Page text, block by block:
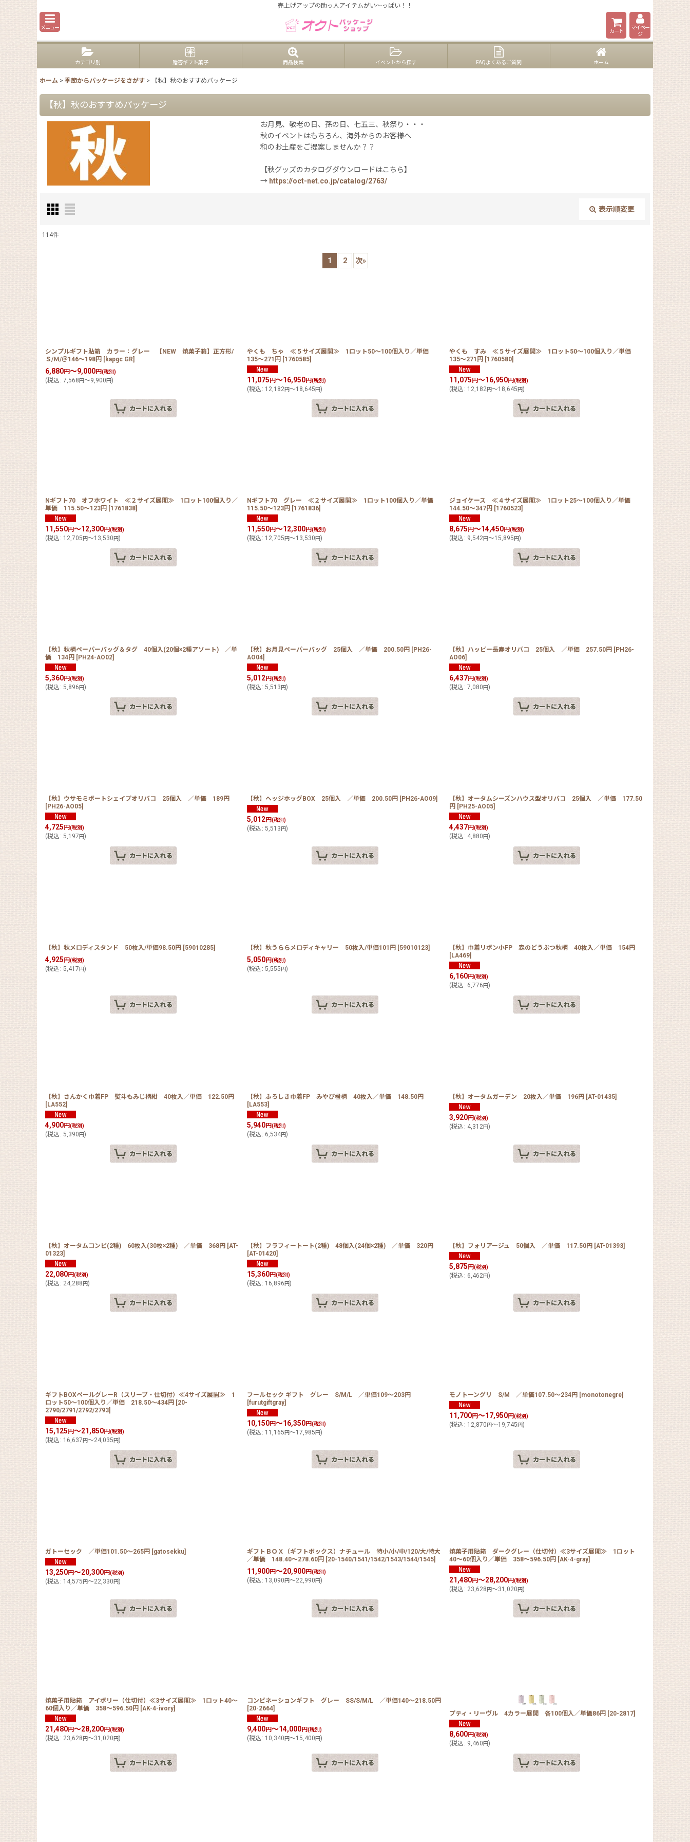
売上げアップの助っ人アイテムがい〜っぱい！！
メニュー
カート
マイペー
ジ
カテゴリ別 贈答ギフト菓子 商品検索 イベントから探す FAQよくあるご質問 ホーム
ホーム > 季節からパッケージをさがす > 【秋】秋のおすすめパッケージ
【秋】秋のおすすめパッケージ
お月見、敬老の日、孫の日、七五三、秋祭り・・・
秋のイベントはもちろん、海外からのお客様へ
和のお土産をご提案しませんか？？
【秋グッズのカタログダウンロードはこちら】
→ https://oct-net.co.jp/catalog/2763/
表示順変更
114件
1 2 次»
シンプルギフト貼箱 カラー：グレー 【NEW 焼菓子箱】正方形/
Ｓ/Ｍ/＠146〜198円 [kapgc GR]
6,880円～9,000円(税別)
(税込 : 7,568 円～9,900 円)
やくも ちゃ ≪５サイズ展開≫ 1ロット50〜100個入り／単価
135〜271円 [1760585]
11,075 円～16,950円(税別)
(税込 : 12,182円～18,645円)
やくも すみ ≪５サイズ展開≫ 1ロット50〜100個入り／単価
135〜271円 [1760580]
11,075 円～16,950円(税別)
(税込 : 12,182 円～18,645 円)
Nギフト70 オフホワイト ≪２サイズ展開≫ 1ロット100個入り／
単価 115.50〜123円 [1761838]
11,550円～12,300円(税別)
(税込 : 12,705 円～13,530 円)
Nギフト70 グレー ≪２サイズ展開≫ 1ロット100個入り／単価
115.50〜123円 [1761836]
11,550円～12,300円(税別)
(税込 : 12,705円～13,530円)
ジョイケース ≪４サイズ展開≫ 1ロット25〜100個入り／単価
144.50〜347円 [1760523]
8,675 円～14,450円(税別)
(税込 : 9,542 円～15,895 円)
【秋】秋柄ペーパーバッグ＆タグ 40個入(20個×2種アソート) ／単
価 134円 [PH24-AO02]
5,360円(税別)
(税込 : 5,896 円)
【秋】お月見ペーパーバッグ 25個入 ／単価 200.50円 [PH26-
AO04]
5,012円(税別)
(税込 : 5,513円)
【秋】ハッピー長寿オリバコ 25個入 ／単価 257.50円 [PH26-
AO06]
6,437円(税別)
(税込 : 7,080 円)
【秋】ウサモミボートシェイプオリバコ 25個入 ／単価 189円
[PH26-AO05]
4,725 円(税別)
(税込 : 5,197 円)
【秋】ヘッジホッグBOX 25個入 ／単価 200.50円 [PH26-AO09]
5,012円(税別)
(税込 : 5,513円)
【秋】オータムシーズンハウス型オリバコ 25個入 ／単価 177.50
円 [PH25-AO05]
4,437円(税別)
(税込 : 4,880 円)
【秋】秋メロディスタンド 50枚入/単価98.50円 [59010285]
4,925 円(税別)
(税込 : 5,417 円)
【秋】秋うららメロディキャリー 50枚入/単価101円 [59010123]
5,050円(税別)
(税込 : 5,555円)
【秋】巾着リボン小FP 森のどうぶつ秋柄 40枚入／単価 154円
[LA469]
6,160円(税別)
(税込 : 6,776 円)
【秋】さんかく巾着FP 熨斗もみじ柄紺 40枚入／単価 122.50円
[LA552]
4,900円(税別)
(税込 : 5,390 円)
【秋】ふろしき巾着FP みやび橙柄 40枚入／単価 148.50円
[LA553]
5,940円(税別)
(税込 : 6,534円)
【秋】オータムガーデン 20枚入／単価 196円 [AT-01435]
3,920円(税別)
(税込 : 4,312 円)
【秋】オータムコンビ(2種) 60枚入(30枚×2種) ／単価 368円 [AT-
01323]
22,080円(税別)
(税込 : 24,288 円)
【秋】フラフィートート(2種) 48個入(24個×2種) ／単価 320円
[AT-01420]
15,360円(税別)
(税込 : 16,896円)
【秋】フォリアージュ 50個入 ／単価 117.50円 [AT-01393]
5,875 円(税別)
(税込 : 6,462 円)
ギフトBOXペールグレーR（スリーブ・仕切付）≪4サイズ展開≫ 1
ロット50〜100個入り／単価 218.50〜434円 [20-
2790/2791/2792/2793]
15,125 円～21,850円(税別)
(税込 : 16,637 円～24,035 円)
フールセック ギフト グレー S/M/L ／単価109〜203円
[furutgiftgray]
10,150円～16,350円(税別)
(税込 : 11,165円～17,985円)
モノトーングリ S/M ／単価107.50〜234円 [monotonegre]
11,700円～17,950円(税別)
(税込 : 12,870 円～19,745 円)
ガトーセック ／単価101.50〜265円 [gatosekku]
13,250円～20,300円(税別)
(税込 : 14,575 円～22,330 円)
ギフトＢＯＸ（ギフトボックス）ナチュール 特小/小/中/120/大/特大
／単価 148.40〜278.60円 [20-1540/1541/1542/1543/1544/1545]
11,900円～20,900円(税別)
(税込 : 13,090円～22,990円)
焼菓子用貼箱 ダークグレー（仕切付）≪3サイズ展開≫ 1ロット
40〜60個入り／単価 358〜596.50円 [AK-4-gray]
21,480円～28,200円(税別)
(税込 : 23,628 円～31,020 円)
焼菓子用貼箱 アイボリー（仕切付）≪3サイズ展開≫ 1ロット40〜
60個入り／単価 358〜596.50円 [AK-4-ivory]
21,480円～28,200円(税別)
(税込 : 23,628 円～31,020 円)
コンビネーションギフト グレー SS/S/M/L ／単価140〜218.50円
[20-2664]
9,400円～14,000円(税別)
(税込 : 10,340円～15,400円)
プティ・リーヴル 4カラー展開 各100個入／単価86円 [20-2817]
8,600円(税別)
(税込 : 9,460 円)